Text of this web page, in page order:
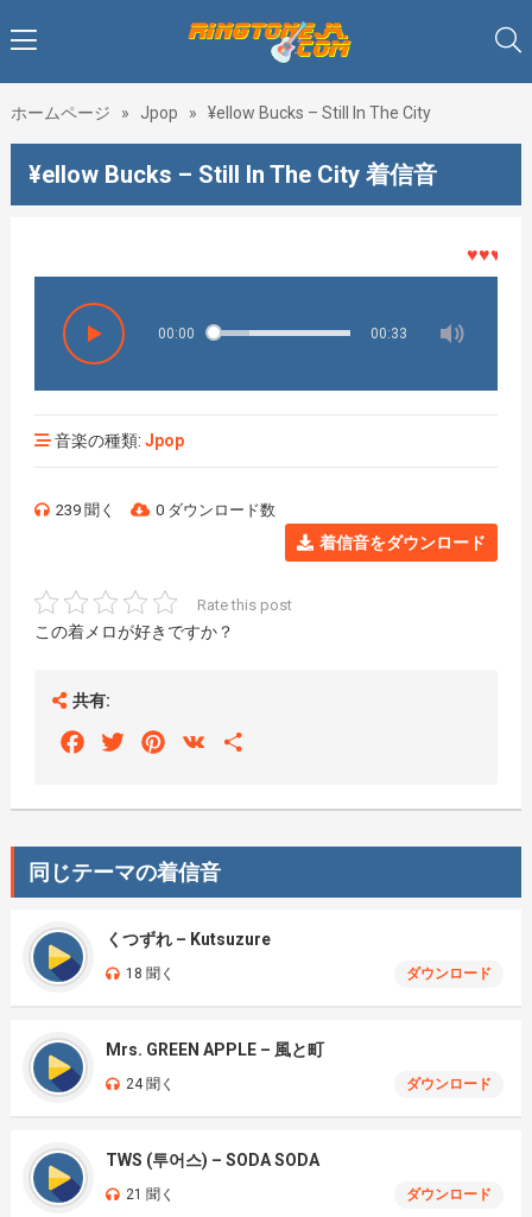
ホームページ » Jpop » ¥ellow Bucks – Still In The City
¥ellow Bucks – Still In The City 着信音
♥♥♥着メ
00:00 00:33
音楽の種類: Jpop
239 聞く 0 ダウンロード数
着信音をダウンロード
Rate this post
この着メロが好きですか？
共有:
FacebookTwitterPinterest
VK
同じテーマの着信音
くつずれ – Kutsuzure
18 聞く ダウンロード
Mrs. GREEN APPLE – 風と町
24 聞く ダウンロード
TWS (투어스) – SODA SODA
21 聞く ダウンロード